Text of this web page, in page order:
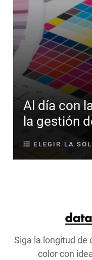
Al día con
la gestión
ELEGIR LA
Siga la longitud de
color con